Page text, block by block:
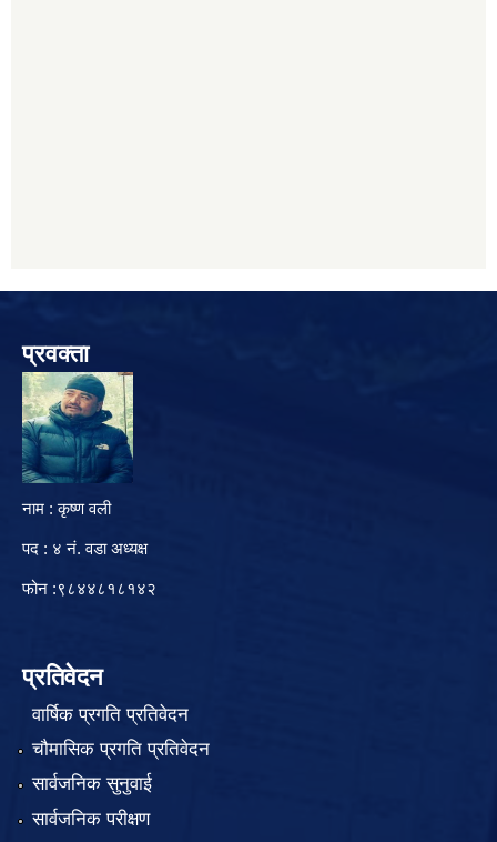
प्रवक्ता
नाम : कृष्ण वली
पद : ४ नं. वडा अध्यक्ष
फोन :९८४४८१८१४२
प्रतिवेदन
वार्षिक प्रगति प्रतिवेदन
चौमासिक प्रगति प्रतिवेदन
सार्वजनिक सुनुवाई
सार्वजनिक परीक्षण